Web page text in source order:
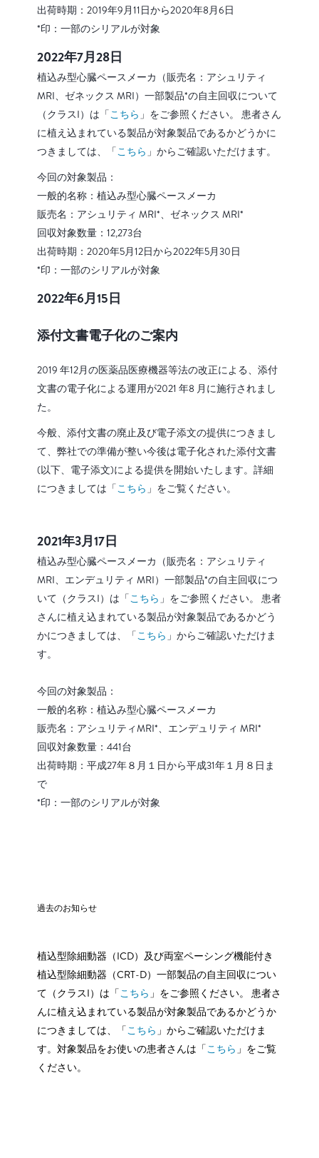
出荷時期：2019年9月11日から2020年8月6日
*印：一部のシリアルが対象
2022年7月28日
植込み型心臓ペースメーカ（販売名：アシュリティ
MRI、ゼネックス MRI）一部製品*の自主回収について
（クラスI）は「こちら」をご参照ください。 患者さん
に植え込まれている製品が対象製品であるかどうかに
つきましては、「こちら」からご確認いただけます。
今回の対象製品：
一般的名称：植込み型心臓ペースメーカ
販売名：アシュリティ MRI*、ゼネックス MRI*
回収対象数量：12,273台
出荷時期：2020年5月12日から2022年5月30日
*印：一部のシリアルが対象
2022年6月15日
添付文書電子化のご案内
2019 年12月の医薬品医療機器等法の改正による、添付
文書の電子化による運用が2021 年8 月に施行されまし
た。
今般、添付文書の廃止及び電子添文の提供につきまし
て、弊社での準備が整い今後は電子化された添付文書
(以下、電子添文)による提供を開始いたします。詳細
につきましては「こちら」をご覧ください。
2021年3月17日
植込み型心臓ペースメーカ（販売名：アシュリティ
MRI、エンデュリティ MRI）一部製品*の自主回収につ
いて（クラスI）は「こちら」をご参照ください。 患者
さんに植え込まれている製品が対象製品であるかどう
かにつきましては、「こちら」からご確認いただけま
す。
今回の対象製品：
一般的名称：植込み型心臓ペースメーカ
販売名：アシュリティMRI*、エンデュリティ MRI*
回収対象数量：441台
出荷時期：平成27年８月１日から平成31年１月８日ま
で
*印：一部のシリアルが対象
過去のお知らせ
植込型除細動器（ICD）及び両室ペーシング機能付き
植込型除細動器（CRT-D）一部製品の自主回収につい
て（クラスI）は「こちら」をご参照ください。 患者さ
んに植え込まれている製品が対象製品であるかどうか
につきましては、「こちら」からご確認いただけま
す。対象製品をお使いの患者さんは「こちら」をご覧
ください。